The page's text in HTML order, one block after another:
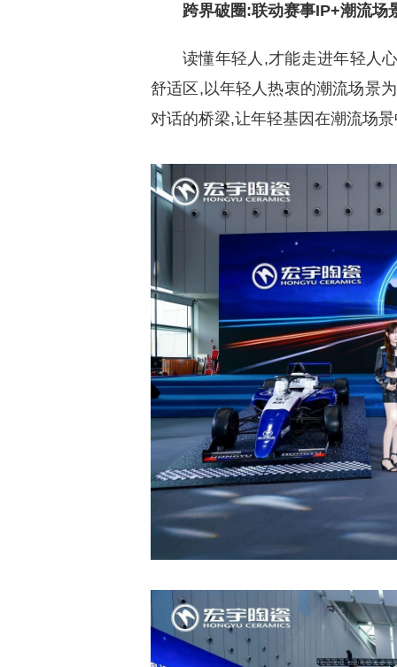
跨界破圈:联动赛事IP+潮流场
读懂年轻人,才能走进年轻人
舒适区,以年轻人热衷的潮流场景
对话的桥梁,让年轻基因在潮流场